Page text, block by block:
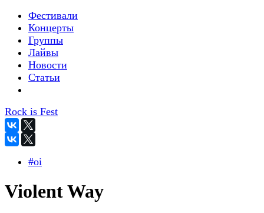
Фестивали
Концерты
Группы
Лайвы
Новости
Статьи
Rock is Fest
#oi
Violent Way